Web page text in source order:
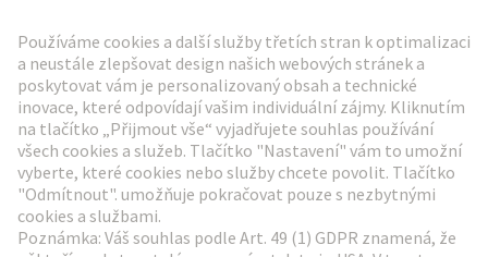
Přejít na registraci
Social Media